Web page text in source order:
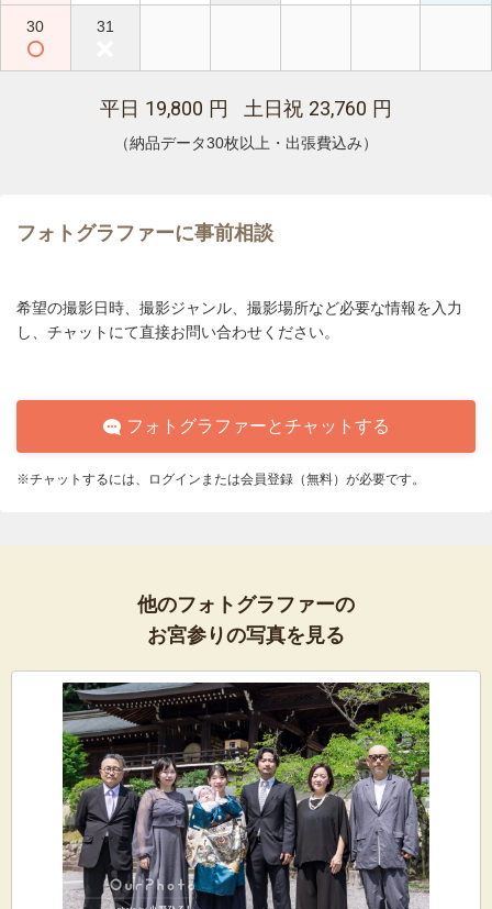
30 31
平日 19,800 円 土日祝 23,760 円
（納品データ30枚以上・出張費込み）
フォトグラファーに事前相談
希望の撮影日時、撮影ジャンル、撮影場所など必要な情報を入力
し、チャットにて直接お問い合わせください。
フォトグラファーとチャットする
※チャットするには、ログインまたは会員登録（無料）が必要です。
他のフォトグラファーの
お宮参りの写真を見る